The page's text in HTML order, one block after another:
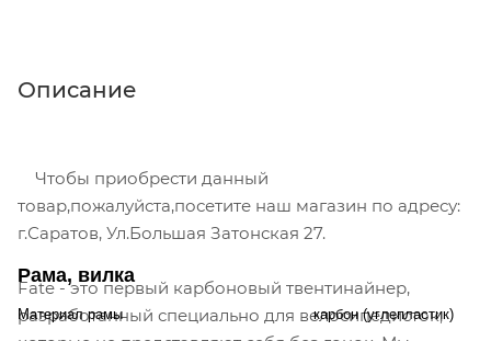
Описание
Чтобы приобрести данный
товар,пожалуйста,посетите наш магазин по адресу:
г.Саратов, Ул.Большая Затонская 27.
Fate - это первый карбоновый твентинайнер,
разработанный специально для велосипедисток,
Рама, вилка
Материал рамы карбон (углепластик)